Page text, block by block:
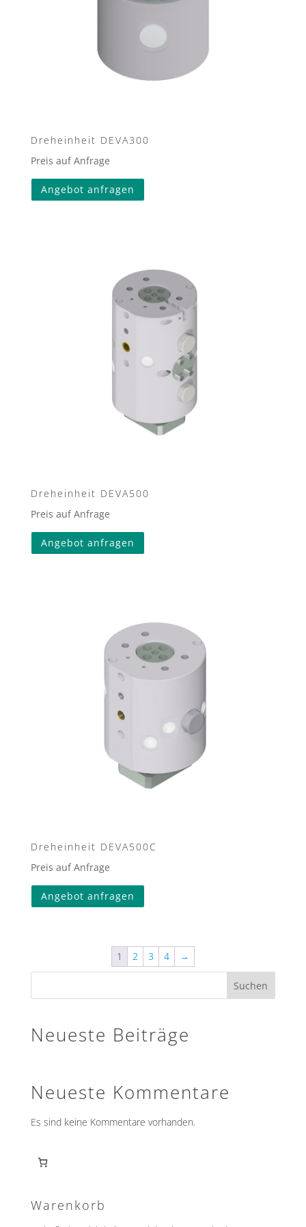
werden
Dreheinheit DEVA300
Preis auf Anfrage
Angebot anfragen
Dreheinheit DEVA500
Preis auf Anfrage
Angebot anfragen
Dreheinheit DEVA500C
Preis auf Anfrage
Angebot anfragen
1 2 3 4 →
Suchen
Neueste Beiträge
Neueste Kommentare
Es sind keine Kommentare vorhanden.
Warenkorb